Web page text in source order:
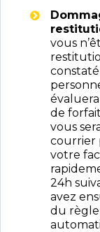
vous
de
vous
courrier
votre
24h
avez
du